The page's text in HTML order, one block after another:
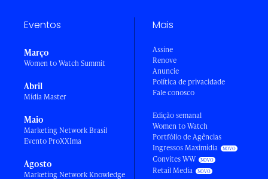
Eventos
Março
Women to Watch Summit
Abril
Mídia Master
Maio
Marketing Network Brasil
Evento ProXXIma
Agosto
Marketing Network Knowledge
Mais
Assine
Renove
Anuncie
Política de privacidade
Fale conosco
Edição semanal
Women to Watch
Portfólio de Agências
Ingressos Maximídia
Convites WW
Retail Media